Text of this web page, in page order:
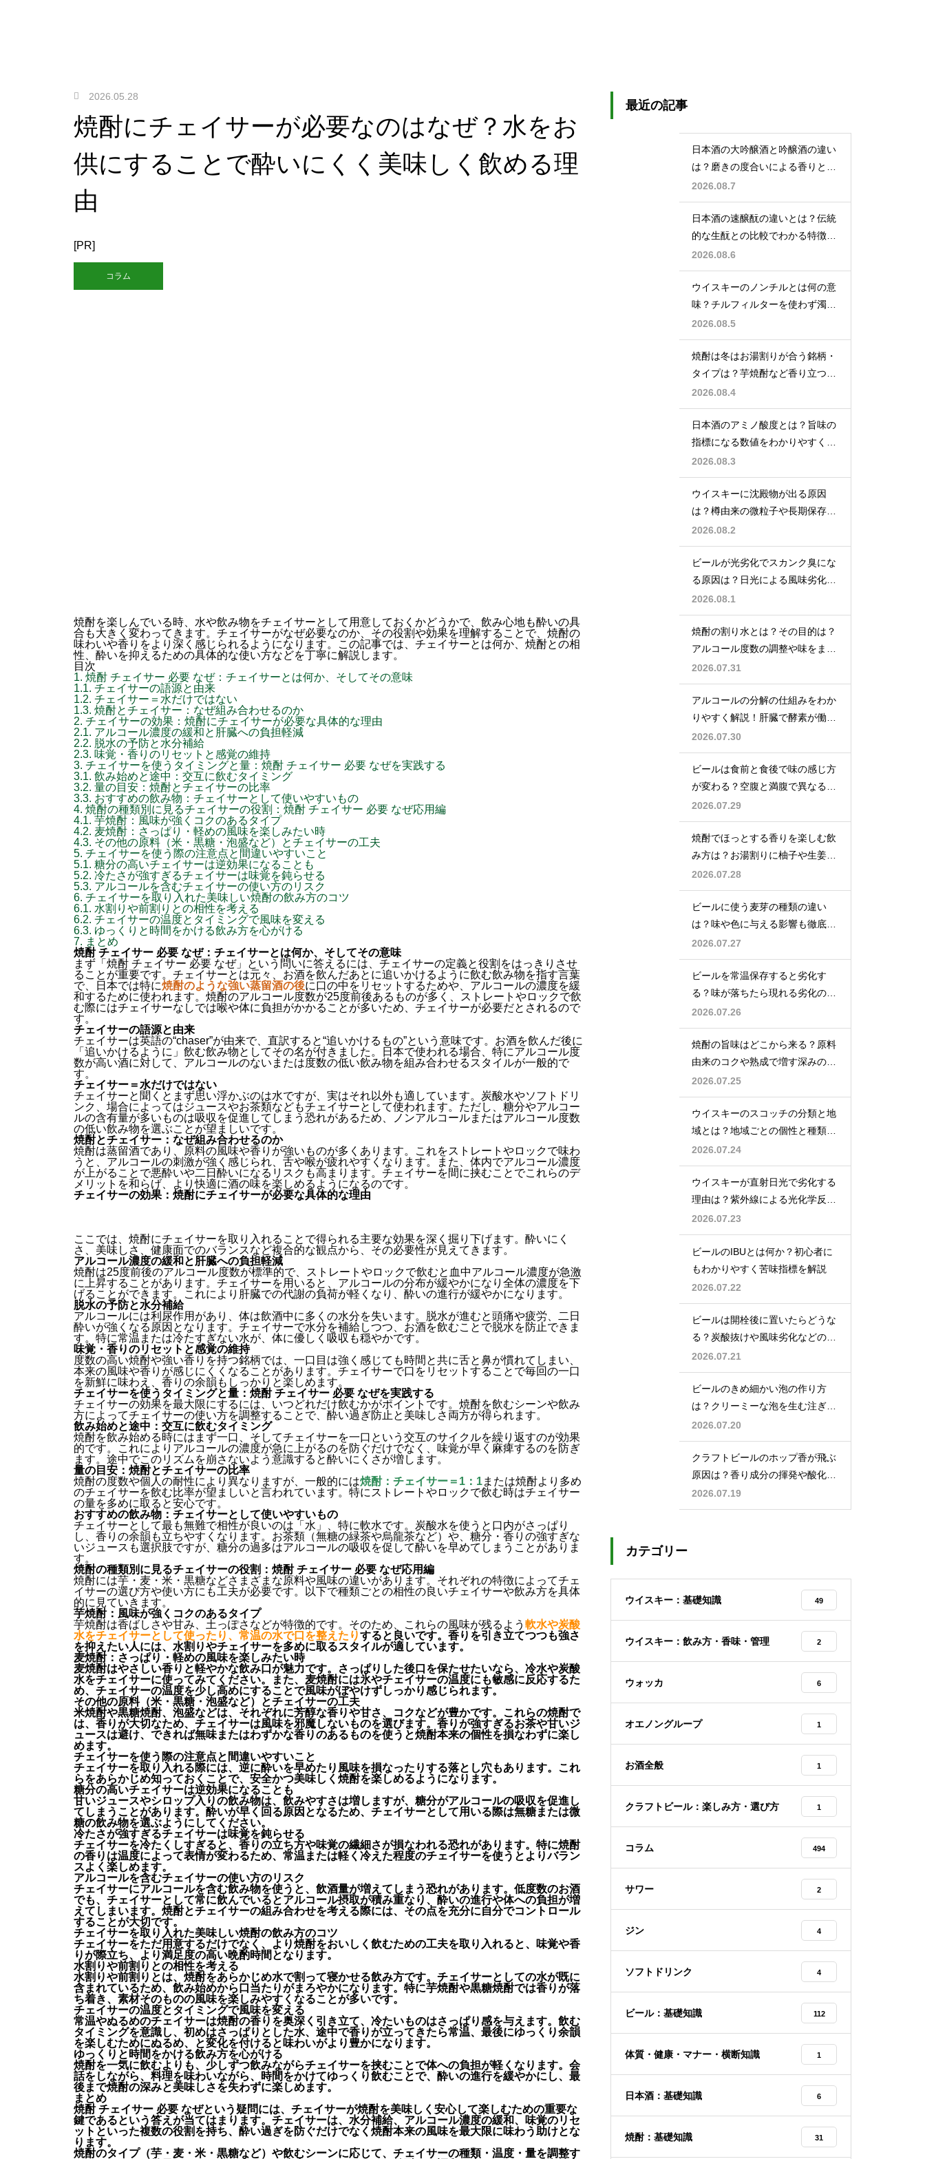
2026.05.28
焼酎にチェイサーが必要なのはなぜ？水をお
供にすることで酔いにくく美味しく飲める理
由
[PR]
コラム
焼酎を楽しんでいる時、水や飲み物をチェイサーとして用意しておくかどうかで、飲み心地も酔いの具
合も大きく変わってきます。チェイサーがなぜ必要なのか、その役割や効果を理解することで、焼酎の
味わいや香りをより深く感じられるようになります。この記事では、チェイサーとは何か、焼酎との相
性、酔いを抑えるための具体的な使い方などを丁寧に解説します。
目次
1. 焼酎 チェイサー 必要 なぜ：チェイサーとは何か、そしてその意味
1.1. チェイサーの語源と由来
1.2. チェイサー＝水だけではない
1.3. 焼酎とチェイサー：なぜ組み合わせるのか
2. チェイサーの効果：焼酎にチェイサーが必要な具体的な理由
2.1. アルコール濃度の緩和と肝臓への負担軽減
2.2. 脱水の予防と水分補給
2.3. 味覚・香りのリセットと感覚の維持
3. チェイサーを使うタイミングと量：焼酎 チェイサー 必要 なぜを実践する
3.1. 飲み始めと途中：交互に飲むタイミング
3.2. 量の目安：焼酎とチェイサーの比率
3.3. おすすめの飲み物：チェイサーとして使いやすいもの
4. 焼酎の種類別に見るチェイサーの役割：焼酎 チェイサー 必要 なぜ応用編
4.1. 芋焼酎：風味が強くコクのあるタイプ
4.2. 麦焼酎：さっぱり・軽めの風味を楽しみたい時
4.3. その他の原料（米・黒糖・泡盛など）とチェイサーの工夫
5. チェイサーを使う際の注意点と間違いやすいこと
5.1. 糖分の高いチェイサーは逆効果になることも
5.2. 冷たさが強すぎるチェイサーは味覚を鈍らせる
5.3. アルコールを含むチェイサーの使い方のリスク
6. チェイサーを取り入れた美味しい焼酎の飲み方のコツ
6.1. 水割りや前割りとの相性を考える
6.2. チェイサーの温度とタイミングで風味を変える
6.3. ゆっくりと時間をかける飲み方を心がける
7. まとめ
焼酎 チェイサー 必要 なぜ：チェイサーとは何か、そしてその意味
まず「焼酎 チェイサー 必要 なぜ」という問いに答えるには、チェイサーの定義と役割をはっきりさせ
ることが重要です。チェイサーとは元々、お酒を飲んだあとに追いかけるように飲む飲み物を指す言葉
で、日本では特に焼酎のような強い蒸留酒の後に口の中をリセットするためや、アルコールの濃度を緩
和するために使われます。焼酎のアルコール度数が25度前後あるものが多く、ストレートやロックで飲
む際にはチェイサーなしでは喉や体に負担がかかることが多いため、チェイサーが必要だとされるので
す。
チェイサーの語源と由来
チェイサーは英語の“chaser”が由来で、直訳すると“追いかけるもの”という意味です。お酒を飲んだ後に
「追いかけるように」飲む飲み物としてその名が付きました。日本で使われる場合、特にアルコール度
数が高い酒に対して、アルコールのないまたは度数の低い飲み物を組み合わせるスタイルが一般的で
す。
チェイサー＝水だけではない
チェイサーと聞くとまず思い浮かぶのは水ですが、実はそれ以外も適しています。炭酸水やソフトドリ
ンク、場合によってはジュースやお茶類などもチェイサーとして使われます。ただし、糖分やアルコー
ルの含有量が多いものは吸収を促進してしまう恐れがあるため、ノンアルコールまたはアルコール度数
の低い飲み物を選ぶことが望ましいです。
焼酎とチェイサー：なぜ組み合わせるのか
焼酎は蒸留酒であり、原料の風味や香りが強いものが多くあります。これをストレートやロックで味わ
うと、アルコールの刺激が強く感じられ、舌や喉が疲れやすくなります。また、体内でアルコール濃度
が上がることで悪酔いや二日酔いになるリスクも高まります。チェイサーを間に挟むことでこれらのデ
メリットを和らげ、より快適に酒の味を楽しめるようになるのです。
チェイサーの効果：焼酎にチェイサーが必要な具体的な理由
ここでは、焼酎にチェイサーを取り入れることで得られる主要な効果を深く掘り下げます。酔いにく
さ、美味しさ、健康面でのバランスなど複合的な観点から、その必要性が見えてきます。
アルコール濃度の緩和と肝臓への負担軽減
焼酎は25度前後のアルコール度数が標準的で、ストレートやロックで飲むと血中アルコール濃度が急激
に上昇することがあります。チェイサーを用いると、アルコールの分布が緩やかになり全体の濃度を下
げることができます。これにより肝臓での代謝の負荷が軽くなり、酔いの進行が緩やかになります。
脱水の予防と水分補給
アルコールには利尿作用があり、体は飲酒中に多くの水分を失います。脱水が進むと頭痛や疲労、二日
酔いが強くなる原因となります。チェイサーで水分を補給しつつ、お酒を飲むことで脱水を防止できま
す。特に常温または冷たすぎない水が、体に優しく吸収も穏やかです。
味覚・香りのリセットと感覚の維持
度数の高い焼酎や強い香りを持つ銘柄では、一口目は強く感じても時間と共に舌と鼻が慣れてしまい、
本来の風味や香りが感じにくくなることがあります。チェイサーで口をリセットすることで毎回の一口
を新鮮に味わえ、香りの余韻もしっかりと楽しめます。
チェイサーを使うタイミングと量：焼酎 チェイサー 必要 なぜを実践する
チェイサーの効果を最大限にするには、いつどれだけ飲むかがポイントです。焼酎を飲むシーンや飲み
方によってチェイサーの使い方を調整することで、酔い過ぎ防止と美味しさ両方が得られます。
飲み始めと途中：交互に飲むタイミング
焼酎を飲み始める時にはまず一口、そしてチェイサーを一口という交互のサイクルを繰り返すのが効果
的です。これによりアルコールの濃度が急に上がるのを防ぐだけでなく、味覚が早く麻痺するのを防ぎ
ます。途中でこのリズムを崩さないよう意識すると酔いにくさが増します。
量の目安：焼酎とチェイサーの比率
焼酎の度数や個人の耐性により異なりますが、一般的には焼酎：チェイサー＝1：1または焼酎より多め
のチェイサーを飲む比率が望ましいと言われています。特にストレートやロックで飲む時はチェイサー
の量を多めに取ると安心です。
おすすめの飲み物：チェイサーとして使いやすいもの
チェイサーとして最も無難で相性が良いのは「水」、特に軟水です。炭酸水を使うと口内がさっぱり
し、香りの余韻も立ちやすくなります。お茶類（無糖の緑茶や烏龍茶など）や、糖分・香りの強すぎな
いジュースも選択肢ですが、糖分の過多はアルコールの吸収を促して酔いを早めてしまうことがありま
す。
焼酎の種類別に見るチェイサーの役割：焼酎 チェイサー 必要 なぜ応用編
焼酎には芋・麦・米・黒糖などさまざまな原料や風味の違いがあります。それぞれの特徴によってチェ
イサーの選び方や使い方にも工夫が必要です。以下で種類ごとの相性の良いチェイサーや飲み方を具体
的に見ていきます。
芋焼酎：風味が強くコクのあるタイプ
芋焼酎は香ばしさや甘み、土っぽさなどが特徴的です。そのため、これらの風味が残るよう 軟水や炭酸
水をチェイサーとして使ったり、常温の水で口を整えたりすると良いです。香りを引き立てつつも強さ
を抑えたい人には、水割りやチェイサーを多めに取るスタイルが適しています。
麦焼酎：さっぱり・軽めの風味を楽しみたい時
麦焼酎はやさしい香りと軽やかな飲み口が魅力です。さっぱりした後口を保たせたいなら、冷水や炭酸
水をチェイサーに使ってみてください。また、麦焼酎には氷やチェイサーの温度にも敏感に反応するた
め、チェイサーの温度を少し高めにすることで風味がぼやけずしっかり感じられます。
その他の原料（米・黒糖・泡盛など）とチェイサーの工夫
米焼酎や黒糖焼酎、泡盛などは、それぞれに芳醇な香りや甘さ、コクなどが豊かです。これらの焼酎で
は、香りが大切なため、チェイサーは風味を邪魔しないものを選びます。香りが強すぎるお茶や甘いジ
ュースは避け、できれば無味またはわずかな香りのあるものを使うと焼酎本来の個性を損なわずに楽し
めます。
チェイサーを使う際の注意点と間違いやすいこと
チェイサーを取り入れる際には、逆に酔いを早めたり風味を損なったりする落とし穴もあります。これ
らをあらかじめ知っておくことで、安全かつ美味しく焼酎を楽しめるようになります。
糖分の高いチェイサーは逆効果になることも
甘いジュースやシロップ入りの飲み物は、飲みやすさは増しますが、糖分がアルコールの吸収を促進し
てしまうことがあります。酔いが早く回る原因となるため、チェイサーとして用いる際は無糖または微
糖の飲み物を選ぶようにしてください。
冷たさが強すぎるチェイサーは味覚を鈍らせる
チェイサーを冷たくしすぎると、香りの立ち方や味覚の繊細さが損なわれる恐れがあります。特に焼酎
の香りは温度によって表情が変わるため、常温または軽く冷えた程度のチェイサーを使うとよりバラン
スよく楽しめます。
アルコールを含むチェイサーの使い方のリスク
チェイサーにアルコールを含む飲み物を使うと、飲酒量が増えてしまう恐れがあります。低度数のお酒
でも、チェイサーとして常に飲んでいるとアルコール摂取が積み重なり、酔いの進行や体への負担が増
えてしまいます。焼酎とチェイサーの組み合わせを考える際には、その点を充分に自分でコントロール
することが大切です。
チェイサーを取り入れた美味しい焼酎の飲み方のコツ
チェイサーをただ用意するだけでなく、より焼酎をおいしく飲むための工夫を取り入れると、味覚や香
りが際立ち、より満足度の高い晩酌時間となります。
水割りや前割りとの相性を考える
水割りや前割りとは、焼酎をあらかじめ水で割って寝かせる飲み方です。チェイサーとしての水が既に
含まれているため、飲み始めから口当たりがまろやかになります。特に芋焼酎や黒糖焼酎では香りが落
ち着き、素材そのものの風味を楽しみやすくなることが多いです。
チェイサーの温度とタイミングで風味を変える
常温やぬるめのチェイサーは焼酎の香りを奥深く引き立て、冷たいものはさっぱり感を与えます。飲む
タイミングを意識し、初めはさっぱりとした水、途中で香りが立ってきたら常温、最後にゆっくり余韻
を楽しむためにぬるめ、と変化を付けると味わいがより豊かになります。
ゆっくりと時間をかける飲み方を心がける
焼酎を一気に飲むよりも、少しずつ飲みながらチェイサーを挟むことで体への負担が軽くなります。会
話をしながら、料理を味わいながら、時間をかけてゆっくり飲むことで、酔いの進行を緩やかにし、最
後まで焼酎の深みと美味しさを失わずに楽しめます。
まとめ
焼酎 チェイサー 必要 なぜという疑問には、チェイサーが焼酎を美味しく安心して楽しむための重要な
鍵であるという答えが当てはまります。チェイサーは、水分補給、アルコール濃度の緩和、味覚のリセ
ットといった複数の役割を持ち、酔い過ぎを防ぐだけでなく焼酎本来の風味を最大限に味わう助けとな
ります。
焼酎のタイプ（芋・麦・米・黒糖など）や飲むシーンに応じて、チェイサーの種類・温度・量を調整す
最近の記事
日本酒の大吟醸酒と吟醸酒の違い
は？磨きの度合いによる香りと味
の差を解説
2026.08.7
日本酒の速醸酛の違いとは？伝統
的な生酛との比較でわかる特徴を
解説
2026.08.6
ウイスキーのノンチルとは何の意
味？チルフィルターを使わず濁り
をあえて残す製法
2026.08.5
焼酎は冬はお湯割りが合う銘柄・
タイプは？芋焼酎など香り立つ本
格焼酎で体が温まる
2026.08.4
日本酒のアミノ酸度とは？旨味の
指標になる数値をわかりやすく解
説
2026.08.3
ウイスキーに沈殿物が出る原因
は？樽由来の微粒子や長期保存で
成分が析出するため
2026.08.2
ビールが光劣化でスカンク臭にな
る原因は？日光による風味劣化を
解説
2026.08.1
焼酎の割り水とは？その目的は？
アルコール度数の調整や味をまろ
やかにする効果を解説
2026.07.31
アルコールの分解の仕組みをわか
りやすく解説！肝臓で酵素が働き
アセトアルデヒドに変化して無害
化
2026.07.30
ビールは食前と食後で味の感じ方
が変わる？空腹と満腹で異なる味
覚の感じ方を解説
2026.07.29
焼酎でほっとする香りを楽しむ飲
み方は？お湯割りに柚子や生姜を
加えてリラックス効果を実感
2026.07.28
ビールに使う麦芽の種類の違い
は？味や色に与える影響も徹底解
説
2026.07.27
ビールを常温保存すると劣化す
る？味が落ちたら現れる劣化のサ
インを解説
2026.07.26
焼酎の旨味はどこから来る？原料
由来のコクや熟成で増す深みの秘
密を解説
2026.07.25
ウイスキーのスコッチの分類と地
域とは？地域ごとの個性と種類を
解説
2026.07.24
ウイスキーが直射日光で劣化する
理由は？紫外線による光化学反応
で風味が損なわれるため
2026.07.23
ビールのIBUとは何か？初心者に
もわかりやすく苦味指標を解説
2026.07.22
ビールは開栓後に置いたらどうな
る？炭酸抜けや風味劣化などの影
響を解説
2026.07.21
ビールのきめ細かい泡の作り方
は？クリーミーな泡を生む注ぎ方
のコツ
2026.07.20
クラフトビールのホップ香が飛ぶ
原因は？香り成分の揮発や酸化で
失われる理由を解説
2026.07.19
カテゴリー
ウイスキー：基礎知識 49
ウイスキー：飲み方・香味・管理 2
ウォッカ 6
オエノングループ 1
お酒全般 1
クラフトビール：楽しみ方・選び方 1
コラム 494
サワー 2
ジン 4
ソフトドリンク 4
ビール：基礎知識 112
体質・健康・マナー・横断知識 1
日本酒：基礎知識 6
焼酎：基礎知識 31